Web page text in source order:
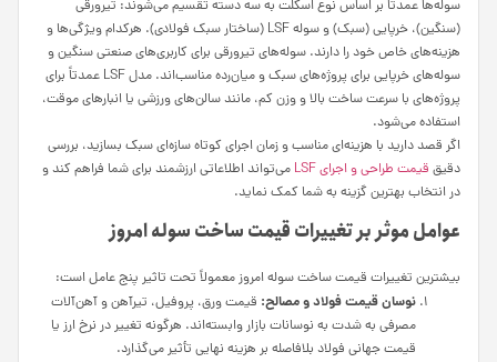
سوله‌ها عمدتاً بر اساس نوع اسکلت به سه دسته تقسیم می‌شوند: تیرورقی
(سنگین)، خرپایی (سبک) و سوله LSF (ساختار سبک فولادی). هرکدام ویژگی‌ها و
هزینه‌های خاص خود را دارند. سوله‌های تیرورقی برای کاربری‌های صنعتی سنگین و
سوله‌های خرپایی برای پروژه‌های سبک و میان‌رده مناسب‌اند. مدل LSF عمدتاً برای
پروژه‌های با سرعت ساخت بالا و وزن کم، مانند سالن‌های ورزشی یا انبارهای موقت،
استفاده می‌شود.
اگر قصد دارید با هزینه‌ای مناسب و زمان اجرای کوتاه سازه‌ای سبک بسازید، بررسی
دقیق قیمت طراحی و اجرای LSF
می‌تواند اطلاعاتی ارزشمند برای شما فراهم کند و
در انتخاب بهترین گزینه به شما کمک نماید.
عوامل موثر بر تغییرات قیمت ساخت سوله امروز
بیشترین تغییرات قیمت ساخت سوله امروز معمولاً تحت تاثیر پنج عامل است:
نوسان قیمت فولاد و مصالح: قیمت ورق، پروفیل، تیرآهن و آهن‌آلات
مصرفی به شدت به نوسانات بازار وابسته‌اند. هرگونه تغییر در نرخ ارز یا
قیمت جهانی فولاد بلافاصله بر هزینه نهایی تأثیر می‌گذارد.